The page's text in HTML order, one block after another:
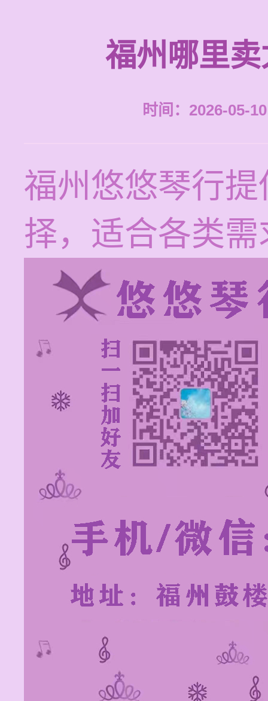
福州哪里
时间：2026-05-
福州悠悠琴行
择，适合各类